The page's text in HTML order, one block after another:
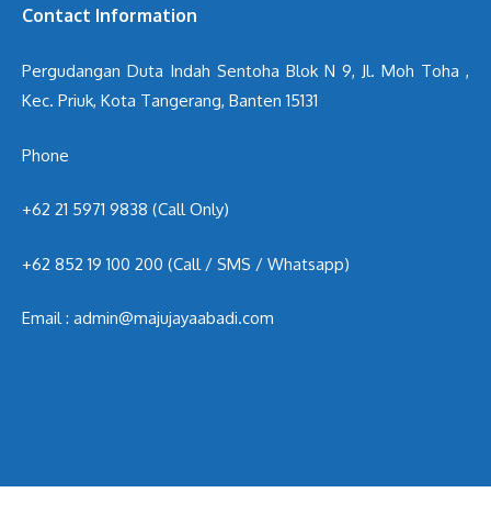
Contact Information
Pergudangan Duta Indah Sentoha Blok N 9, Jl. Moh Toha ,
Kec. Priuk, Kota Tangerang, Banten 15131
Phone
+62 21 5971 9838 (Call Only)
+62 852 19 100 200 (Call / SMS / Whatsapp)
Email : admin@majujayaabadi.com